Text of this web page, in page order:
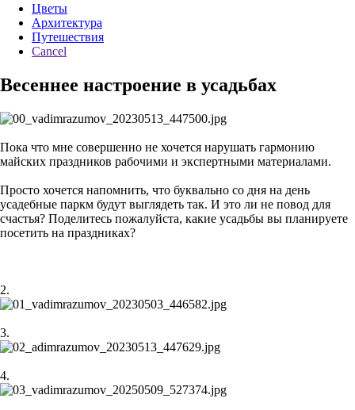
Цветы
Архитектура
Путешествия
Cancel
Весеннее настроение в усадьбах
Пока что мне совершенно не хочется нарушать гармонию
майских праздников рабочими и экспертными материалами.
Просто хочется напомнить, что буквально со дня на день
усадебные паркм будут выглядеть так. И это ли не повод для
счастья? Поделитесь пожалуйста, какие усадьбы вы планируете
посетить на праздниках?
2.
3.
4.